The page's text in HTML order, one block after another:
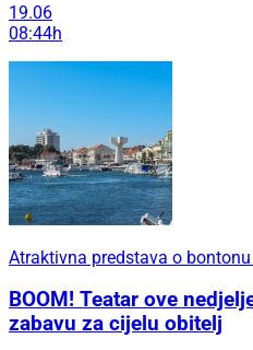
19.06
08:44h
Atraktivna predstava o
BOOM! Teatar ove
zabavu za cijelu obitelj